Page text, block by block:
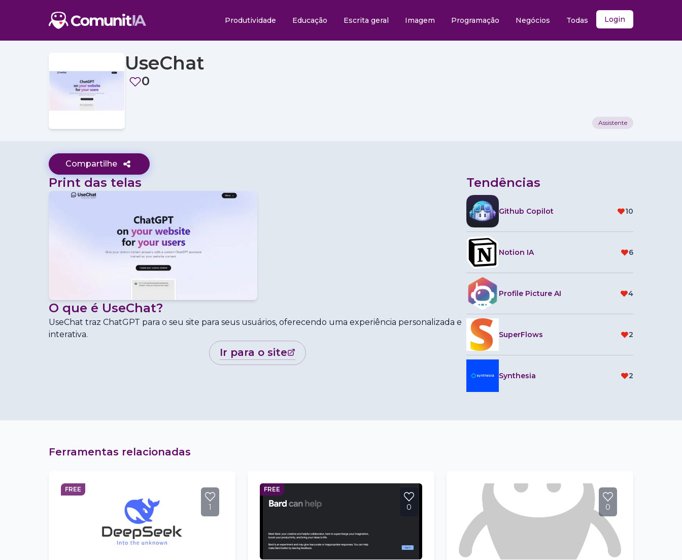
Produtividade Educação Escrita geral Imagem Programação Negócios Todas Login
UseChat
0
Assistente
Compartilhe
Print das telas
O que é UseChat?
UseChat traz ChatGPT para o seu site para seus usuários, oferecendo uma experiência personalizada e
interativa.
ir para o site
Tendências
Github Copilot 10
Notion IA 6
Profile Picture AI 4
SuperFlows 2
Synthesia 2
Ferramentas relacionadas
FREE
1
FREE
0 0